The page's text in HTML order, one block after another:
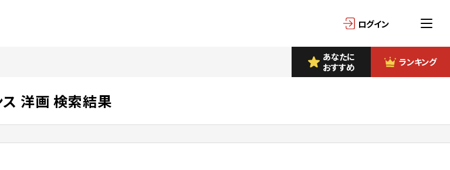
ログイン
あなたに
おすすめ
ランキング
ス 洋画 検索結果